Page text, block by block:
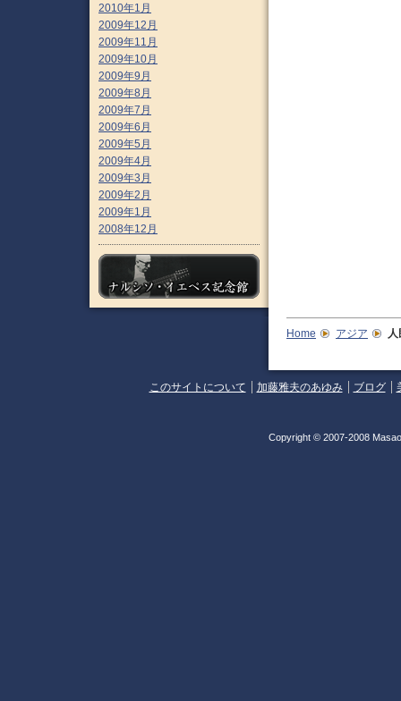
2010年1月
2009年12月
2009年11月
2009年10月
2009年9月
2009年8月
2009年7月
2009年6月
2009年5月
2009年4月
2009年3月
2009年2月
2009年1月
2008年12月
Home アジア
このサイトについて 加藤雅夫のあゆみ ブログ
Copyright © 2007-2008